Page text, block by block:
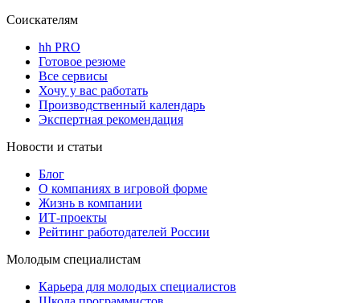
Соискателям
hh PRO
Готовое резюме
Все сервисы
Хочу у вас работать
Производственный календарь
Экспертная рекомендация
Новости и статьи
Блог
О компаниях в игровой форме
Жизнь в компании
ИТ-проекты
Рейтинг работодателей России
Молодым специалистам
Карьера для молодых специалистов